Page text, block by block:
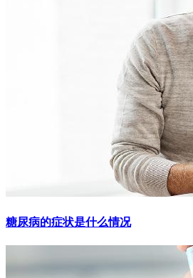
糖尿病的症状是什么情况